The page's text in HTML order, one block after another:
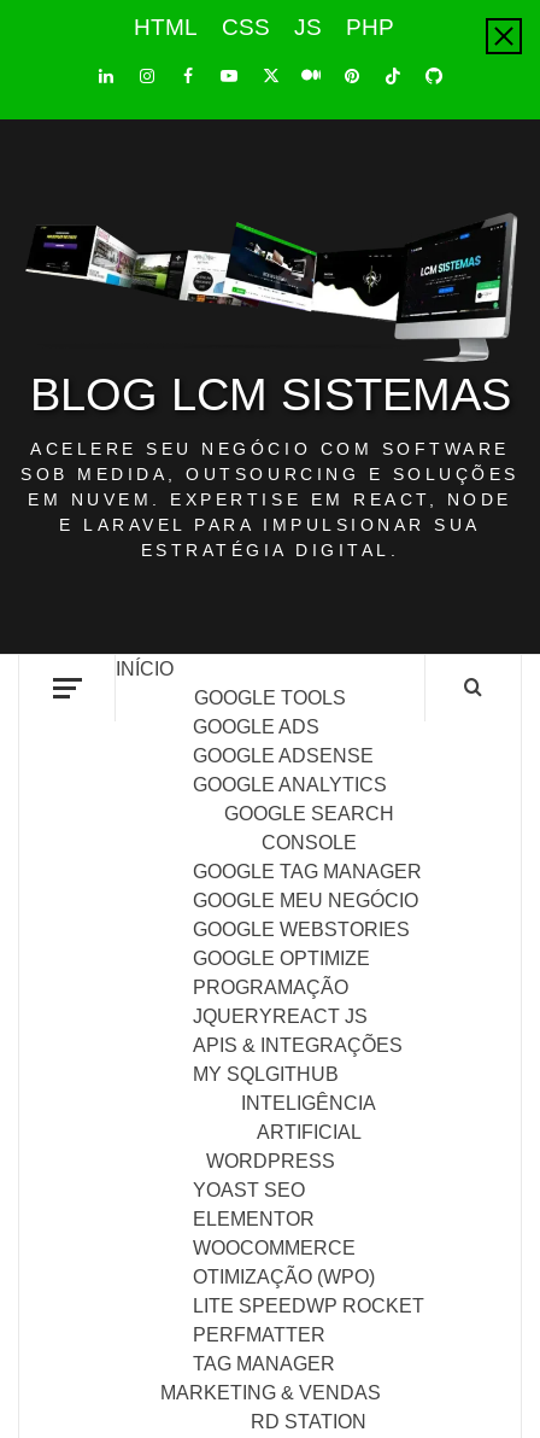
HTML CSS JS PHP
LinkedInInstagramFacebookYoutube
X PinterestTiktokGithub
BLOG LCM SISTEMAS
ACELERE SEU NEGÓCIO COM SOFTWARE
SOB MEDIDA, OUTSOURCING E SOLUÇÕES
EM NUVEM. EXPERTISE EM REACT, NODE
E LARAVEL PARA IMPULSIONAR SUA
ESTRATÉGIA DIGITAL.
INÍCIO
GOOGLE TOOLS
GOOGLE ADS
GOOGLE ADSENSE
GOOGLE ANALYTICS
GOOGLE SEARCH
CONSOLE
GOOGLE TAG MANAGER
GOOGLE MEU NEGÓCIO
GOOGLE WEBSTORIES
GOOGLE OPTIMIZE
PROGRAMAÇÃO
JQUERYREACT JS
APIS & INTEGRAÇÕES
MY SQLGITHUB
INTELIGÊNCIA
ARTIFICIAL
WORDPRESS
YOAST SEO
ELEMENTOR
WOOCOMMERCE
OTIMIZAÇÃO (WPO)
LITE SPEEDWP ROCKET
PERFMATTER
TAG MANAGER
MARKETING & VENDAS
RD STATION